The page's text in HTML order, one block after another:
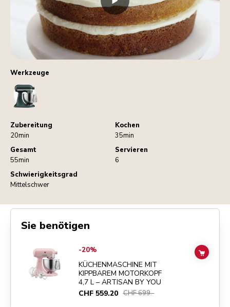
Werkzeuge
StandMixer
Zubereitung
20min
Kochen
35min
Gesamt
55min
Servieren
6
Schwierigkeitsgrad
Mittelschwer
Sie benötigen
Go toKÜCHENMASCHINE MIT KIPPBAREM MOTORKOPF 4,7 L –
-20%
KÜCHENMASCHINE MIT
KIPPBAREM MOTORKOPF
4,7 L – ARTISAN BY YOU
CHF 559.20 CHF 699.-
ADD